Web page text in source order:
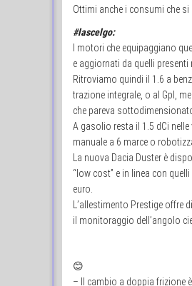
Ottimi anche i consumi che
#lascelgo:
I motori che equipaggiano
e aggiornati da quelli presenti
Ritroviamo quindi il 1.6 a
trazione integrale, o al Gpl,
che pareva
A gasolio resta il 1.5 dCi
manuale a 6 marce o
La nuova Dacia Duster è
“low cost” e in linea con
euro.
L’allestimento Prestige
il monitoraggio dell’angolo
😊
– Il cambio a doppia frizione